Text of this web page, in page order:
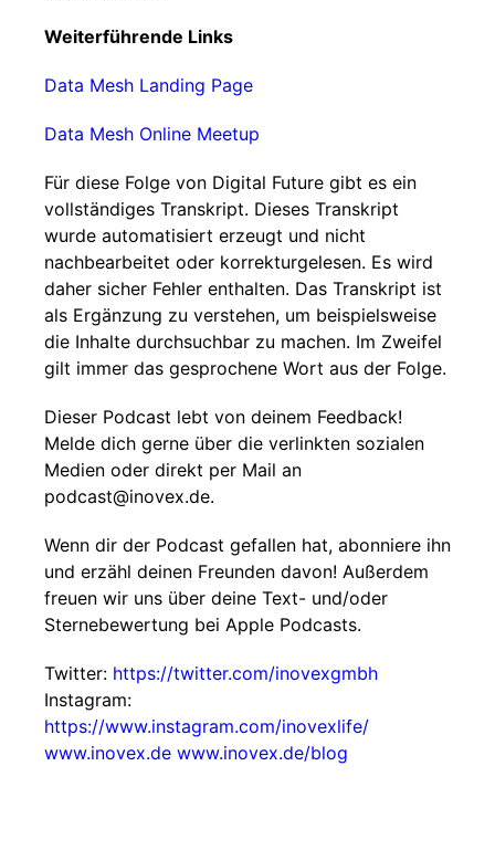
Weiterführende Links
Data Mesh Landing Page
Data Mesh Online Meetup
Für diese Folge von Digital Future gibt es ein
vollständiges Transkript. Dieses Transkript
wurde automatisiert erzeugt und nicht
nachbearbeitet oder korrekturgelesen. Es wird
daher sicher Fehler enthalten. Das Transkript ist
als Ergänzung zu verstehen, um beispielsweise
die Inhalte durchsuchbar zu machen. Im Zweifel
gilt immer das gesprochene Wort aus der Folge.
Dieser Podcast lebt von deinem Feedback!
Melde dich gerne über die verlinkten sozialen
Medien oder direkt per Mail an
podcast@inovex.de.
Wenn dir der Podcast gefallen hat, abonniere ihn
und erzähl deinen Freunden davon! Außerdem
freuen wir uns über deine Text- und/oder
Sternebewertung bei Apple Podcasts.
Twitter: https://twitter.com/inovexgmbh
Instagram:
https://www.instagram.com/inovexlife/
www.inovex.de www.inovex.de/blog